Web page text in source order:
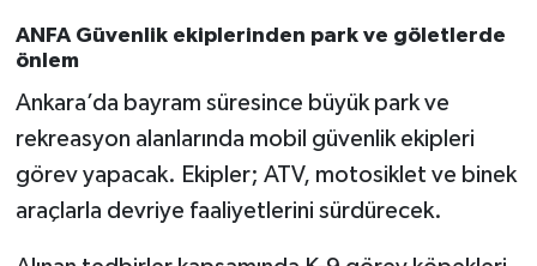
ANFA Güvenlik ekiplerinden park ve göletlerde
önlem
Ankara’da bayram süresince büyük park ve
rekreasyon alanlarında mobil güvenlik ekipleri
görev yapacak. Ekipler; ATV, motosiklet ve binek
araçlarla devriye faaliyetlerini sürdürecek.